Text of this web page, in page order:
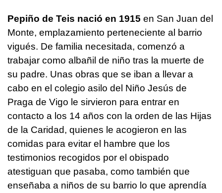
Pepiño de Teis nació en 1915 en San Juan del
Monte, emplazamiento perteneciente al barrio
vigués. De familia necesitada, comenzó a
trabajar como albañil de niño tras la muerte de
su padre. Unas obras que se iban a llevar a
cabo en el colegio asilo del Niño Jesús de
Praga de Vigo le sirvieron para entrar en
contacto a los 14 años con la orden de las Hijas
de la Caridad, quienes le acogieron en las
comidas para evitar el hambre que los
testimonios recogidos por el obispado
atestiguan que pasaba, como también que
enseñaba a niños de su barrio lo que aprendía